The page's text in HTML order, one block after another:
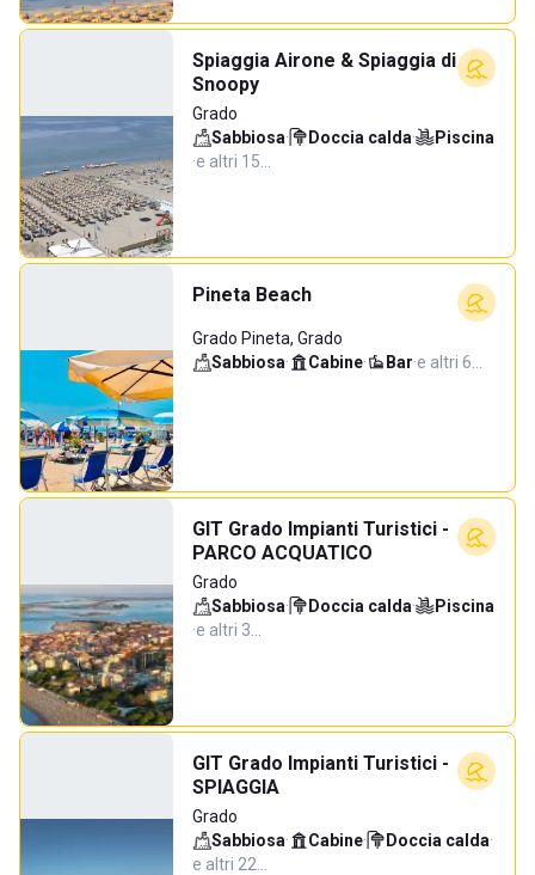
Spiaggia Airone & Spiaggia di
Snoopy
Grado
Sabbiosa· Doccia calda·
Piscina
·e altri 15…
Pineta Beach
Grado Pineta, Grado
Sabbiosa· Cabine· Bar·e altri 6…
GIT Grado Impianti Turistici -
PARCO ACQUATICO
Grado
Sabbiosa· Doccia calda·
Piscina
·e altri 3…
GIT Grado Impianti Turistici -
SPIAGGIA
Grado
Sabbiosa· Cabine· Doccia calda·
e altri 22…